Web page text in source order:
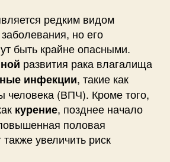
редким видом
но его
быть крайне опасными.
развития рака влагалища
инфекции, такие как
человека (ВПЧ). Кроме того,
курение, позднее начало
половая
также увеличить риск